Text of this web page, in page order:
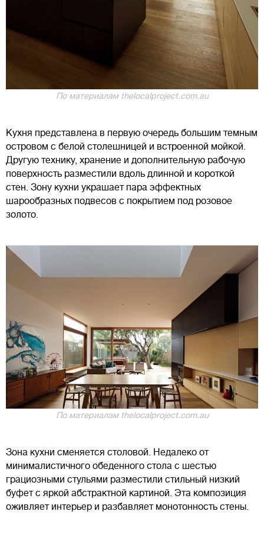
По материалам thelocalproject.com.au
Кухня представлена в первую очередь большим темным
островом с белой столешницей и встроенной мойкой.
Другую технику, хранение и дополнительную рабочую
поверхность разместили вдоль длинной и короткой
стен. Зону кухни украшает пара эффектных
шарообразных подвесов с покрытием под розовое
золото.
По материалам thelocalproject.com.au
Зона кухни сменяется столовой. Недалеко от
минималистичного обеденного стола с шестью
грациозными стульями разместили стильный низкий
буфет с яркой абстрактной картиной. Эта композиция
оживляет интерьер и разбавляет монотонность стены.